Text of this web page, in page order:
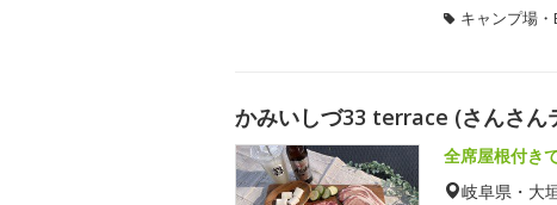
キャンプ場・
かみいしづ33 terrace (さんさん
全席屋根付き
岐阜県・大